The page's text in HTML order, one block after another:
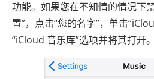
功能。如果您在不知情的情况下
置”，点击“您的名字”，单击
“iCloud 音乐库”选项并将其打开。